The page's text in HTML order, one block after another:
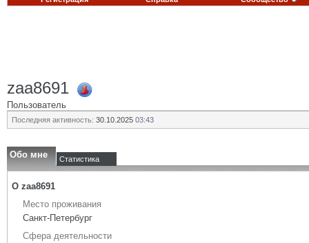
zaa8691
Пользователь
Последняя активность: 30.10.2025 03:43
Обо мне Статистика
О zaa8691
Место проживания
Санкт-Петербург
Сфера деятельности